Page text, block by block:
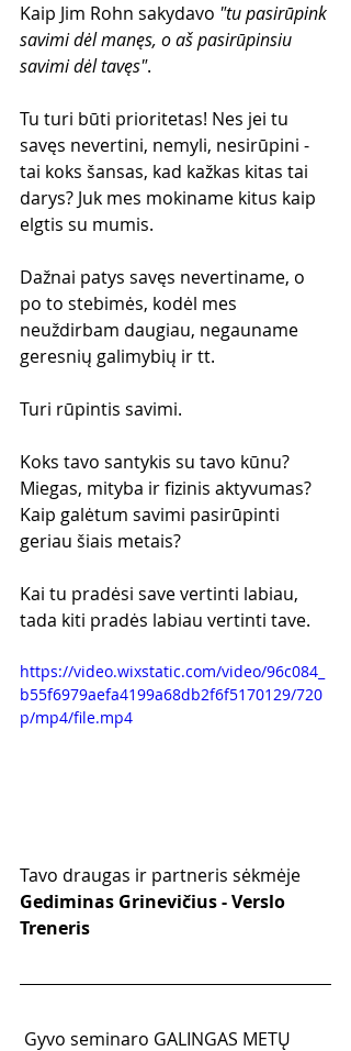
Kaip Jim Rohn sakydavo "tu pasirūpink
savimi dėl manęs, o aš pasirūpinsiu
savimi dėl tavęs".
Tu turi būti prioritetas! Nes jei tu
savęs nevertini, nemyli, nesirūpini -
tai koks šansas, kad kažkas kitas tai
darys? Juk mes mokiname kitus kaip
elgtis su mumis.
Dažnai patys savęs nevertiname, o
po to stebimės, kodėl mes
neuždirbam daugiau, negauname
geresnių galimybių ir tt.
Turi rūpintis savimi.
Koks tavo santykis su tavo kūnu?
Miegas, mityba ir fizinis aktyvumas?
Kaip galėtum savimi pasirūpinti
geriau šiais metais?
Kai tu pradėsi save vertinti labiau,
tada kiti pradės labiau vertinti tave.
https://video.wixstatic.com/video/96c084_
b55f6979aefa4199a68db2f6f5170129/720
p/mp4/file.mp4
Tavo draugas ir partneris sėkmėje
Gediminas Grinevičius - Verslo
Treneris